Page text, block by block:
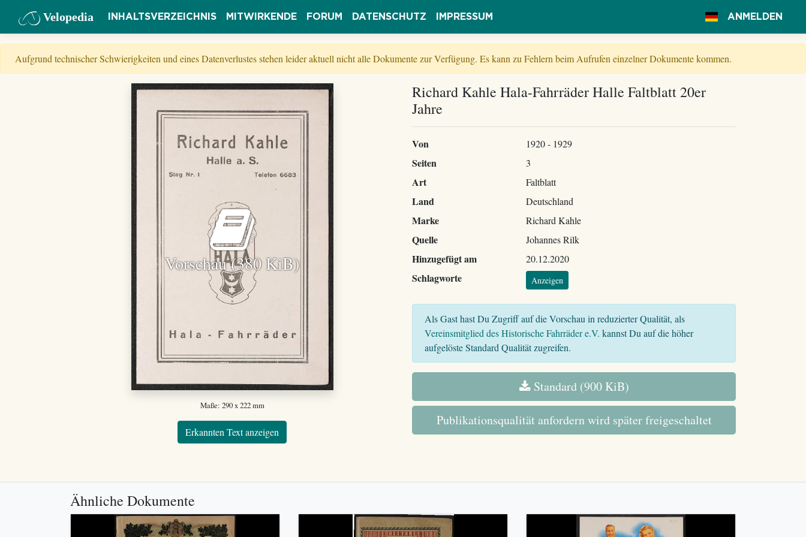
Velopedia INHALTSVERZEICHNIS MITWIRKENDE FORUM DATENSCHUTZ IMPRESSUM ANMELDEN
Aufgrund technischer Schwierigkeiten und eines Datenverlustes stehen leider aktuell nicht alle Dokumente zur Verfügung. Es kann zu Fehlern beim Aufrufen einzelner Dokumente kommen.
Vorschau (380 KiB)
Maße: 290 x 222 mm
Erkannten Text anzeigen
Richard Kahle Hala-Fahrräder Halle Faltblatt 20er
Jahre
Von 1920 - 1929
Seiten 3
Art Faltblatt
Land Deutschland
Marke Richard Kahle
Quelle Johannes Rilk
Hinzugefügt am 20.12.2020
Schlagworte Anzeigen
Als Gast hast Du Zugriff auf die Vorschau in reduzierter Qualität, als
Vereinsmitglied des Historische Fahrräder e.V. kannst Du auf die höher
aufgelöste Standard Qualität zugreifen.
Standard (900 KiB)
Publikationsqualität anfordern wird später freigeschaltet
Ähnliche Dokumente